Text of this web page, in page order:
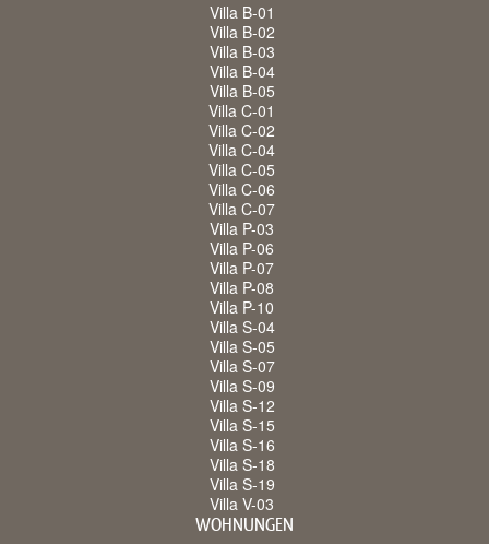
Villa B-01
Villa B-02
Villa B-03
Villa B-04
Villa B-05
Villa C-01
Villa C-02
Villa C-04
Villa C-05
Villa C-06
Villa C-07
Villa P-03
Villa P-06
Villa P-07
Villa P-08
Villa P-10
Villa S-04
Villa S-05
Villa S-07
Villa S-09
Villa S-12
Villa S-15
Villa S-16
Villa S-18
Villa S-19
Villa V-03
WOHNUNGEN